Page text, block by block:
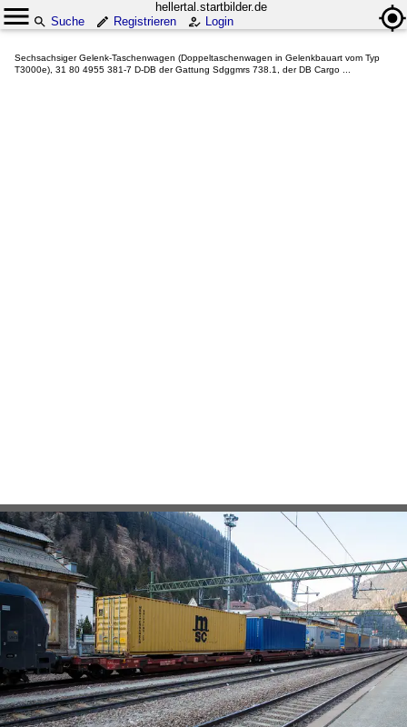
hellertal.startbilder.de
Suche
Registrieren Login
Sechsachsiger Gelenk-Taschenwagen (Doppeltaschenwagen in Gelenkbauart vom Typ
T3000e), 31 80 4955 381-7 D-DB der Gattung Sdggmrs 738.1, der DB Cargo ...